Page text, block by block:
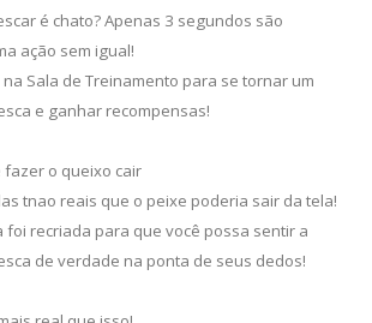
é chato? Apenas 3 segundos são
ação sem igual!
Sala de Treinamento para se tornar um
e ganhar recompensas!
fazer o queixo cair
tnao reais que o peixe poderia sair da tela!
foi recriada para que você possa sentir a
de verdade na ponta de seus dedos!